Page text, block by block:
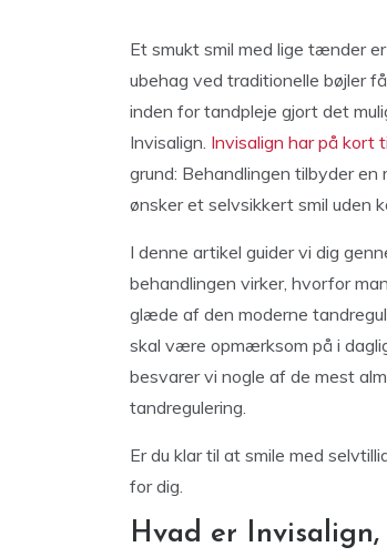
Et smukt smil med lige tænder
ubehag ved traditionelle bøjler
inden for tandpleje gjort det
Invisalign. Invisalign har på kort
grund: Behandlingen tilbyder
ønsker et selvsikkert smil uden
I denne artikel guider vi dig
behandlingen virker, hvorfor
glæde af den moderne
skal være opmærksom på i
besvarer vi nogle af de mest
tandregulering.
Er du klar til at smile med
for dig.
Hvad er